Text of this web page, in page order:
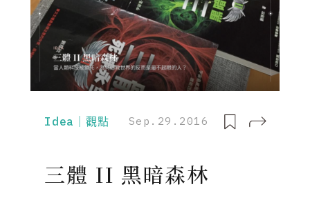
Idea｜觀點 Sep.29.2016
三體 II 黑暗森林